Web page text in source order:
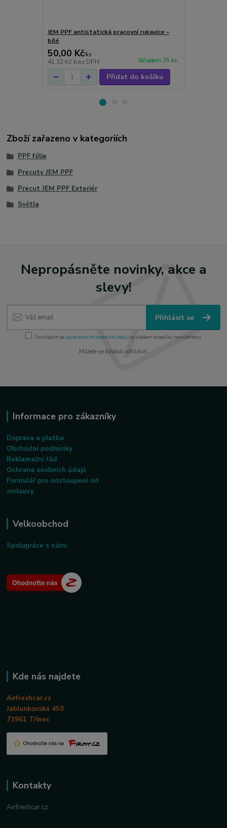
JEM PPF antistatická pracovní rukavice –
bílé
50,00 Kč/ks
41,32 Kč bez DPH Skladem 25 ks
Přidat do košíku
Zboží zařazeno v kategoriích
PPF fólie
Precuty JEM PPF
Precut JEM PPF Exteriér
Světla
Nepropásněte novinky, akce a
slevy!
Přihlásit se
Souhlasím se zpracováním osobních údajůza účelem rozesílky newsletteru.
Můžete se kdykoli odhlásit.
Informace pro zákazníky
Doprava a platba
Obchodní podmínky
Reklamační řád
Ochrana osobních údajů
Formulář pro odstoupení od
smlouvy
Velkoobchod
Spolupráce s námi
Kde nás najdete
Airfreshcar.cz
Jablunkovská 450
73961 Třinec
Kontakty
Airfreshcar.cz